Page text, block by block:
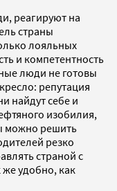
реагируют на
страны
лояльных
и компетентность
люди не готовы
репутация
найдут себе и
изобилия,
можно решить
резко
страной с
удобно, как